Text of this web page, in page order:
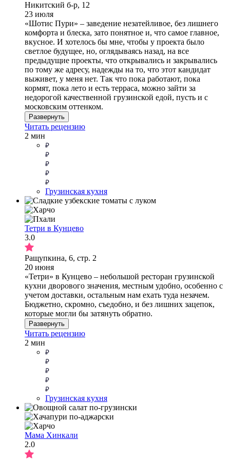
Никитский б-р, 12
23 июля
«Шотис Пури» – заведение незатейливое, без лишнего
комфорта и блеска, зато понятное и, что самое главное,
вкусное. И хотелось бы мне, чтобы у проекта было
светлое будущее, но, оглядываясь назад, на все
предыдущие проекты, что открывались и закрывались
по тому же адресу, надежды на то, что этот кандидат
выживет, у меня нет. Так что пока работают, пока
кормят, пока лето и есть терраса, можно зайти за
недорогой качественной грузинской едой, пусть и с
московским оттенком.
Развернуть
Читать рецензию
2 мин
Грузинская кухня
Тетри в Кунцево
3.0
Ращупкина, 6, стр. 2
20 июня
«Тетри» в Кунцево – небольшой ресторан грузинской
кухни дворового значения, местным удобно, особенно с
учетом доставки, остальным нам ехать туда незачем.
Бюджетно, скромно, съедобно, и без лишних зацепок,
которые могли бы затянуть обратно.
Развернуть
Читать рецензию
2 мин
Грузинская кухня
Мама Хинкали
2.0